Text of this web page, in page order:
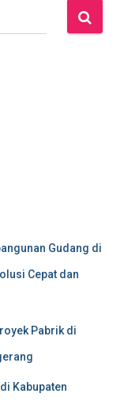
Gudang di
Cepat dan
Pabrik di
Kabupaten